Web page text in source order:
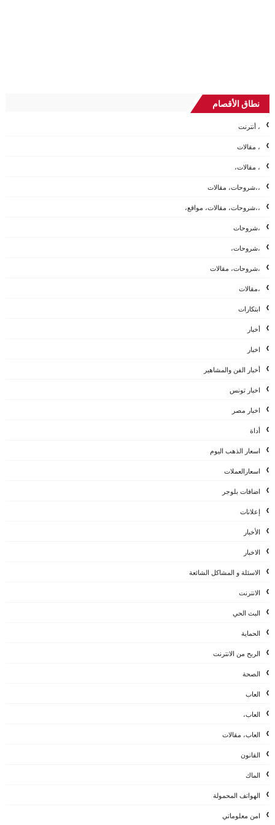
نطاق الأقصام
، أنترنت
، مقالات
، مقالات،
،،شروحات، مقالات
،،شروحات، مقالات، مواقع،
،شروحات
،شروحات،
،شروحات، مقالات
،مقالات
ابتكارات
أخبار
اخبار
أخبار الفن والمشاهير
اخبار تونس
اخبار مصر
أداة
اسعار الذهب اليوم
اسعارالعملات
اضافات بلوجر
إعلانات
الأخبار
الاخبار
الاسئلة و المشاكل الشائعة
الانترنت
البث الحي
الحماية
الربح من الانترنت
الصحة
العاب
العاب،
العاب، مقالات
القانون
الماك
الهواتف المحمولة
امن معلوماتي